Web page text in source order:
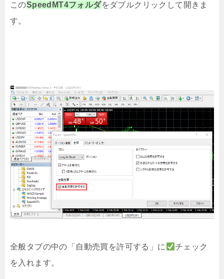
このSpeedMT4フォルダをダブルクリックして開きま
す。
全般タブの中の「自動売買を許可する」に
チェック
を入れます。